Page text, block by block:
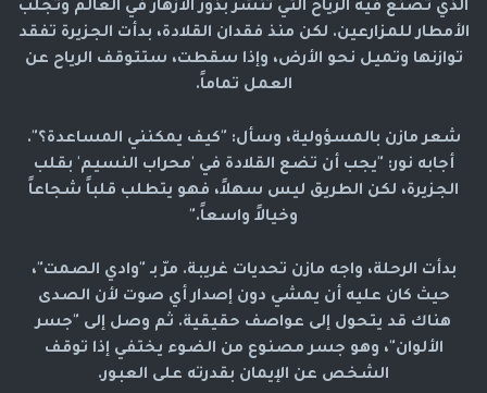
الذي تصنع فيه الرياح التي تنشر بذور الأزهار في العالم وتجلب
الأمطار للمزارعين. لكن منذ فقدان القلادة، بدأت الجزيرة تفقد
توازنها وتميل نحو الأرض، وإذا سقطت، ستتوقف الرياح عن
العمل تماماً.
شعر مازن بالمسؤولية، وسأل: "كيف يمكنني المساعدة؟".
أجابه نور: "يجب أن تضع القلادة في 'محراب النسيم' بقلب
الجزيرة، لكن الطريق ليس سهلاً، فهو يتطلب قلباً شجاعاً
وخيالاً واسعاً."
بدأت الرحلة، واجه مازن تحديات غريبة. مرّ بـ "وادي الصمت"،
حيث كان عليه أن يمشي دون إصدار أي صوت لأن الصدى
هناك قد يتحول إلى عواصف حقيقية. ثم وصل إلى "جسر
الألوان"، وهو جسر مصنوع من الضوء يختفي إذا توقف
الشخص عن الإيمان بقدرته على العبور.